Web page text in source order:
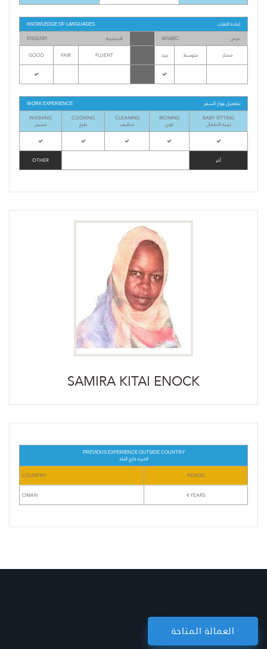
KNOWLEDGE OF LANGUAGES إجادة اللغات
ENGLISH الإنجليزية ARABIC
عربى
GOOD
FAIR FLUENT جيد متوسط ممتاز
WORK EXPERIENCE
تفاصيل جواز السفر
WASHING
غسيل
COOKING
طبخ
CLEANING
تنظيف
IRONING
كوي
BABY SITTING
تربية الأطفال
OTHER آخر
SAMIRA KITAI ENOCK
PREVIOUS EXPERIENCE OUTSIDE COUNTRY
الخبرة خارج البلد
COUNTRY
PERIOD
OMAN 4 YEARS
العمالة المتاحة